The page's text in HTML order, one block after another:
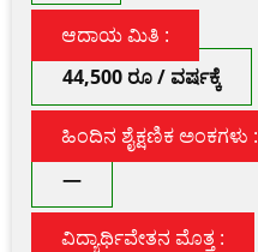
ಆದಾಯ ಮಿತಿ :
44,500 ರೂ / ವರ್ಷಕ್ಕೆ
ಹಿಂದಿನ ಶೈಕ್ಷಣಿಕ ಅಂಕಗಳು :
—
ವಿದ್ಯಾರ್ಥಿವೇತನ ಮೊತ್ತ :